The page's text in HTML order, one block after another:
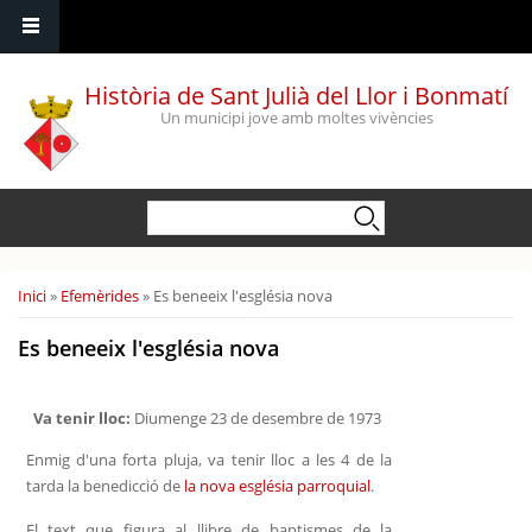
Història de Sant Julià del Llor i Bonmatí
Un municipi jove amb moltes vivències
Esteu aquí
Inici» Efemèrides» Es beneeix l'església nova
Es beneeix l'església nova
Va tenir lloc: Diumenge 23 de desembre de 1973
Enmig d'una forta pluja, va tenir lloc a les 4 de la
tarda la benedicció de la nova església parroquial.